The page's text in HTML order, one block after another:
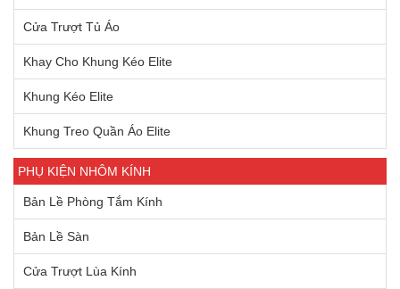
Cửa Trượt Tủ Áo
Khay Cho Khung Kéo Elite
Khung Kéo Elite
Khung Treo Quần Áo Elite
PHỤ KIỆN NHÔM KÍNH
Bản Lề Phòng Tắm Kính
Bản Lề Sàn
Cửa Trượt Lùa Kính